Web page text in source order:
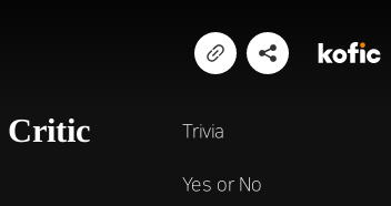
Critic Trivia
Yes or No